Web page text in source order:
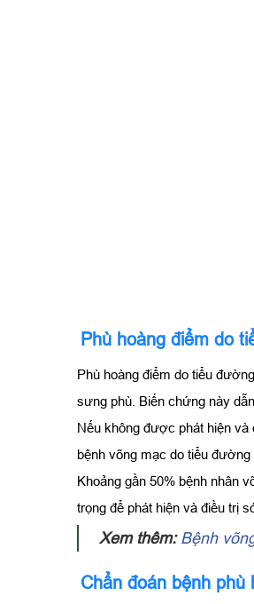
Phù hoàng điểm do
Phù hoàng điểm do tiểu
sưng phù. Biến chứng này
Nếu không được phát hiện và
bệnh võng mạc do tiểu
Khoảng gần 50% bệnh nhân
trọng để phát hiện và điều trị
Xem thêm: Bệnh
Chẩn đoán bệnh phù